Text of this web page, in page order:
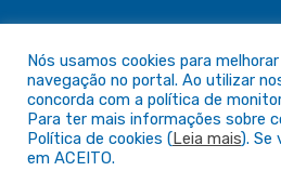
Todos os direitos reservados a
Mapa do Site
Acessar
Nós usamos cookies para
navegação no portal. Ao utilizar
concorda com a política de
Para ter mais informações sobre
Política de cookies (Leia mais). Se
em ACEITO.